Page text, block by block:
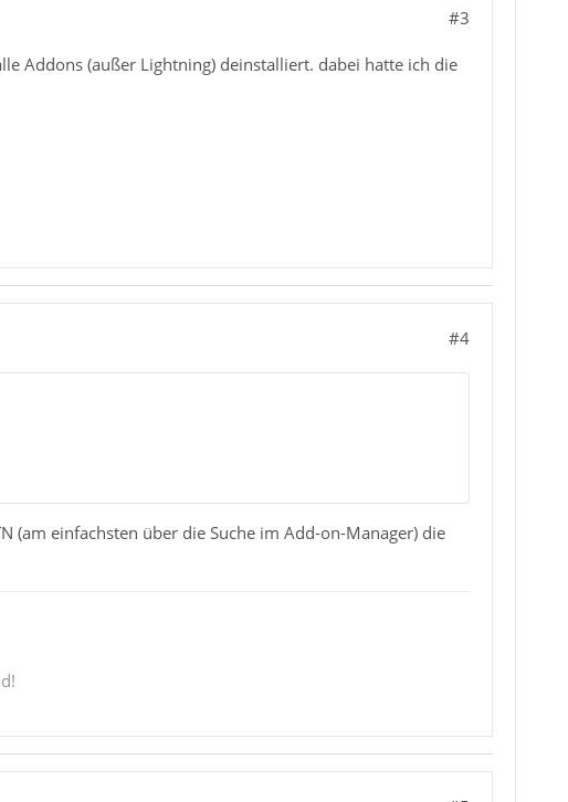
#3
Addons (außer Lightning) deinstalliert. dabei hatte ich die
#4
(am einfachsten über die Suche im Add-on-Manager) die